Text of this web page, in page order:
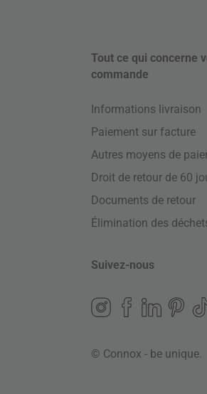
Tout ce qui concerne
commande
Informations livraison
Paiement sur facture
Autres moyens de
Droit de retour de 60
Documents de retour
Élimination des
Suivez-nous
© Connox - be unique.